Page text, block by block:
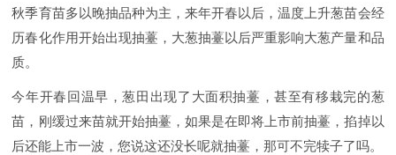
秋季育苗多以晚抽品种为主，来年开春以后，温度上升葱苗会经
历春化作用开始出现抽薹，大葱抽薹以后严重影响大葱产量和品
质。
今年开春回温早，葱田出现了大面积抽薹，甚至有移栽完的葱
苗，刚缓过来苗就开始抽薹，如果是在即将上市前抽薹，掐掉以
后还能上市一波，您说这还没长呢就抽薹，那可不完犊子了吗。